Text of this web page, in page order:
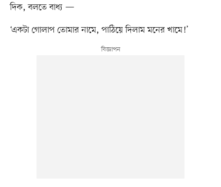
দিক, বলতে বাধ্য —
‘একটা গোলাপ তোমার নামে, পাঠিয়ে দিলাম মনের খামে!’